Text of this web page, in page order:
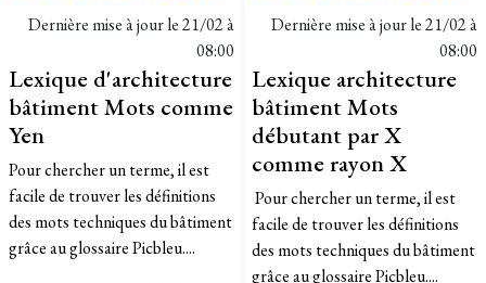
Dernière mise à jour le21/02 à
08:00
Lexique d'architecture
bâtiment Mots comme
Yen
Pour chercher un terme, il est
facile de trouver les définitions
des mots techniques du bâtiment
grâce au glossaire Picbleu....
Dernière mise à jour le21/02 à
08:00
Lexique architecture
bâtiment Mots
débutant par X
comme rayon X
Pour chercher un terme, il est
facile de trouver les définitions
des mots techniques du bâtiment
grâce au glossaire Picbleu....